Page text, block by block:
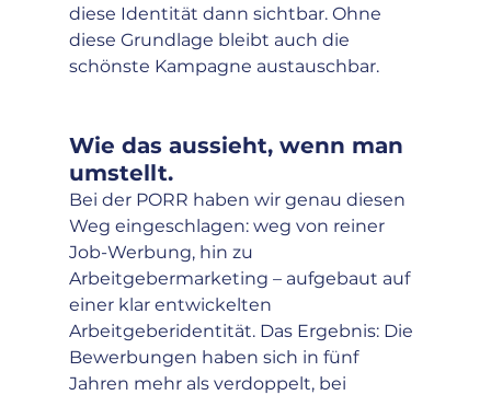
diese Identität dann sichtbar. Ohne
diese Grundlage bleibt auch die
schönste Kampagne austauschbar.
Wie das aussieht, wenn man
umstellt.
Bei der PORR haben wir genau diesen
Weg eingeschlagen: weg von reiner
Job-Werbung, hin zu
Arbeitgebermarketing – aufgebaut auf
einer klar entwickelten
Arbeitgeberidentität. Das Ergebnis: Die
Bewerbungen haben sich in fünf
Jahren mehr als verdoppelt, bei